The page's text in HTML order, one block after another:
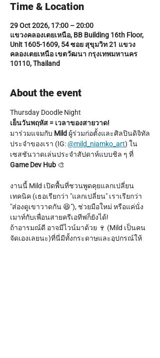
Time & Location
29 Oct 2026, 17:00 – 20:00
แขวงคลองเตยเหนือ, BB Building 16th Floor,
Unit 1605-1609, 54 ซอย สุขุมวิท 21 แขวง
คลองเตยเหนือ เขตวัฒนา กรุงเทพมหานคร
10110, Thailand
About the event
Thursday Doodle Night
เย็นวันพฤหัส = เวลาของสายวาด!
มาร่วมแจมกับ Mild ผู้ร่วมก่อตั้งและศิลปินดิจิทัล
ประจำของเรา (IG: @mild_niamko_art) ใน
เซสชันวาดเล่นประจำสัปดาห์แบบชิล ๆ ที่
Game Dev Hub 🎨
งานนี้ Mild เปิดพื้นที่ชวนพูดคุยแลกเปลี่ยน
เทคนิค (เธอเรียกว่า "แลกเปลี่ยน" เราเรียกว่า
"ส่องดูเขาวาดกัน 😆"), ช่วยมือใหม่ หรือแค่นั่ง
เมาท์กับเพื่อนสายครีเอทีฟก็ยังได้!
ถ้าอารมณ์ดี อาจมีไวน์มาด้วย 🍷 (Mild เป็นคน
จัดเองเลยนะ)ที่นี่มีทั้งกระดาษและอุปกรณ์ให้